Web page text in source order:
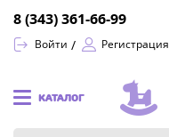
Войти Регистрация
8 (343) 361-66-99
КАТАЛОГ